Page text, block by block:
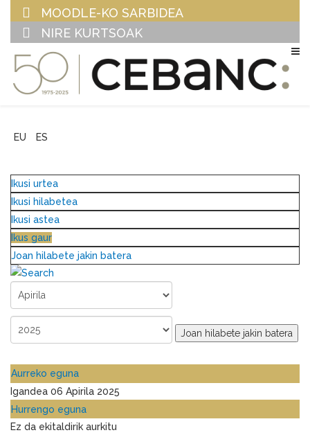
MOODLE-KO SARBIDEA
NIRE KURTSOAK
EU ES
Ikusi urtea
Ikusi hilabetea
Ikusi astea
Ikus gaur
Joan hilabete jakin batera
Joan hilabete jakin batera
Aurreko eguna
Igandea 06 Apirila 2025
Hurrengo eguna
Ez da ekitaldirik aurkitu